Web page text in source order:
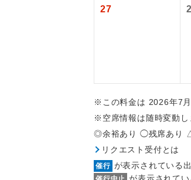
27
※この料金は 2026年7月
※空席情報は随時変動し
◎余裕あり ◯残席あり
リクエスト受付とは
催行 が表示されている
が表示されて